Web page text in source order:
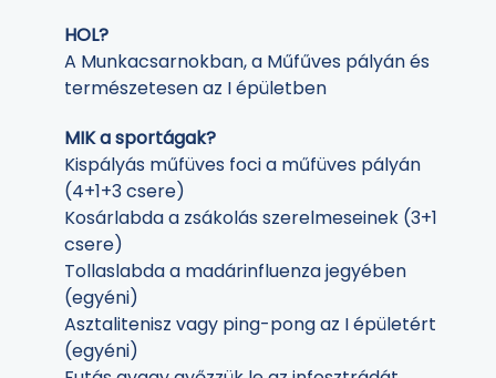
HOL?
A Munkacsarnokban, a Műfűves pályán és
természetesen az I épületben
MIK a sportágak?
Kispályás műfüves foci a műfüves pályán
(4+1+3 csere)
Kosárlabda a zsákolás szerelmeseinek (3+1
csere)
Tollaslabda a madárinfluenza jegyében
(egyéni)
Asztalitenisz vagy ping-pong az I épületért
(egyéni)